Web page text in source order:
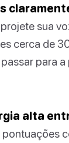
sua
cerca de
para a
alta
pontuações